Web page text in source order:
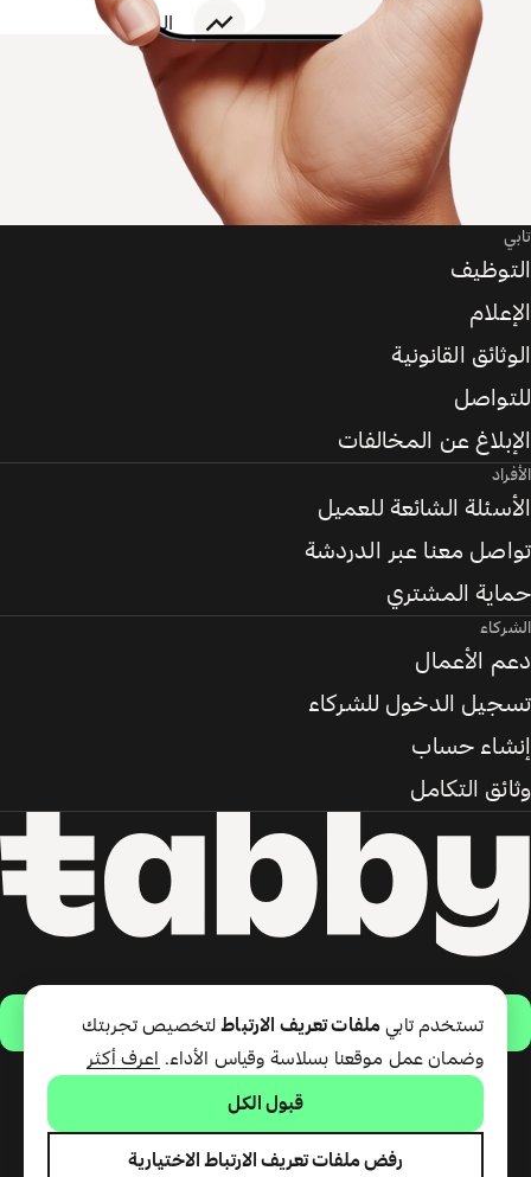
حمّل التطبيق
تقدّم شركة تابي ذ.م.م خدمة الدفع
ذ.م.م المرخصة من مصرف الإمارات
تابي
التوظيف
الإعلام
الوثائق القانونية
للتواصل
الإبلاغ عن المخالفات
الأفراد
الأسئلة الشائعة للعميل
تواصل معنا عبر الدردشة
حماية المشتري
الشركاء
دعم الأعمال
تسجيل الدخول للشركاء
إنشاء حساب
وثائق التكامل
تستخدم تابي ملفات تعريف الارتباطلتخصيص تجربتك
وضمان عمل موقعنا بسلاسة وقياس الأداء.
اعرف أكثر
قبول الكل
رفض ملفات تعريف الارتباط الاختيارية